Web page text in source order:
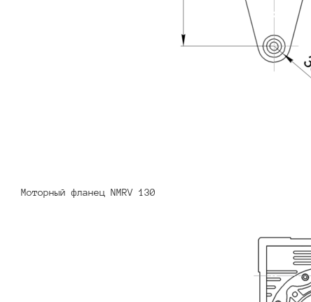
Моторный фланец NMRV 130